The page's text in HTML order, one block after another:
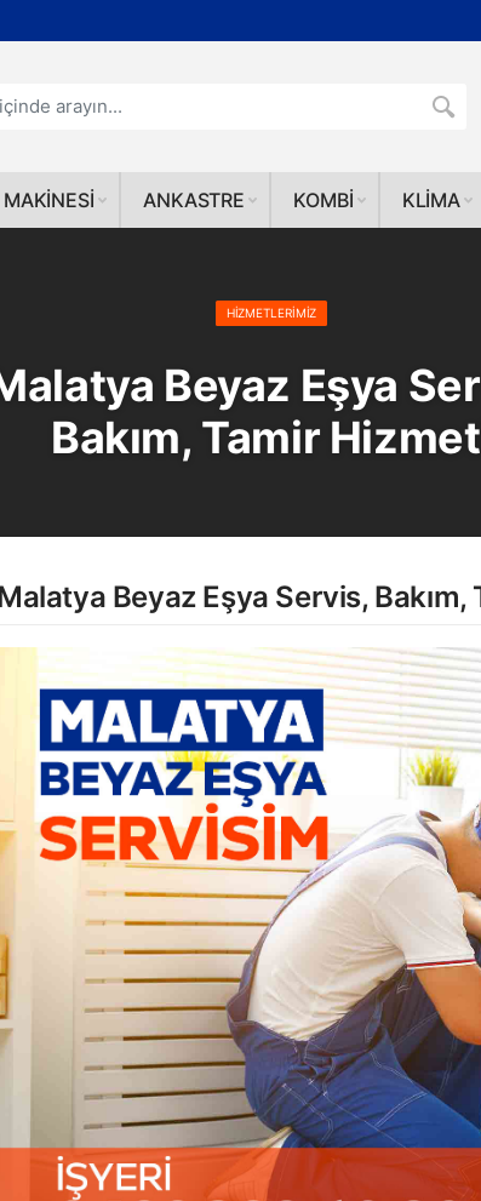
ANKASTRE KOMBI KLIMA
HIZMETLERIMIZ
Beyaz Eşya
Bakım, Tamir
Beyaz Eşya Servis,